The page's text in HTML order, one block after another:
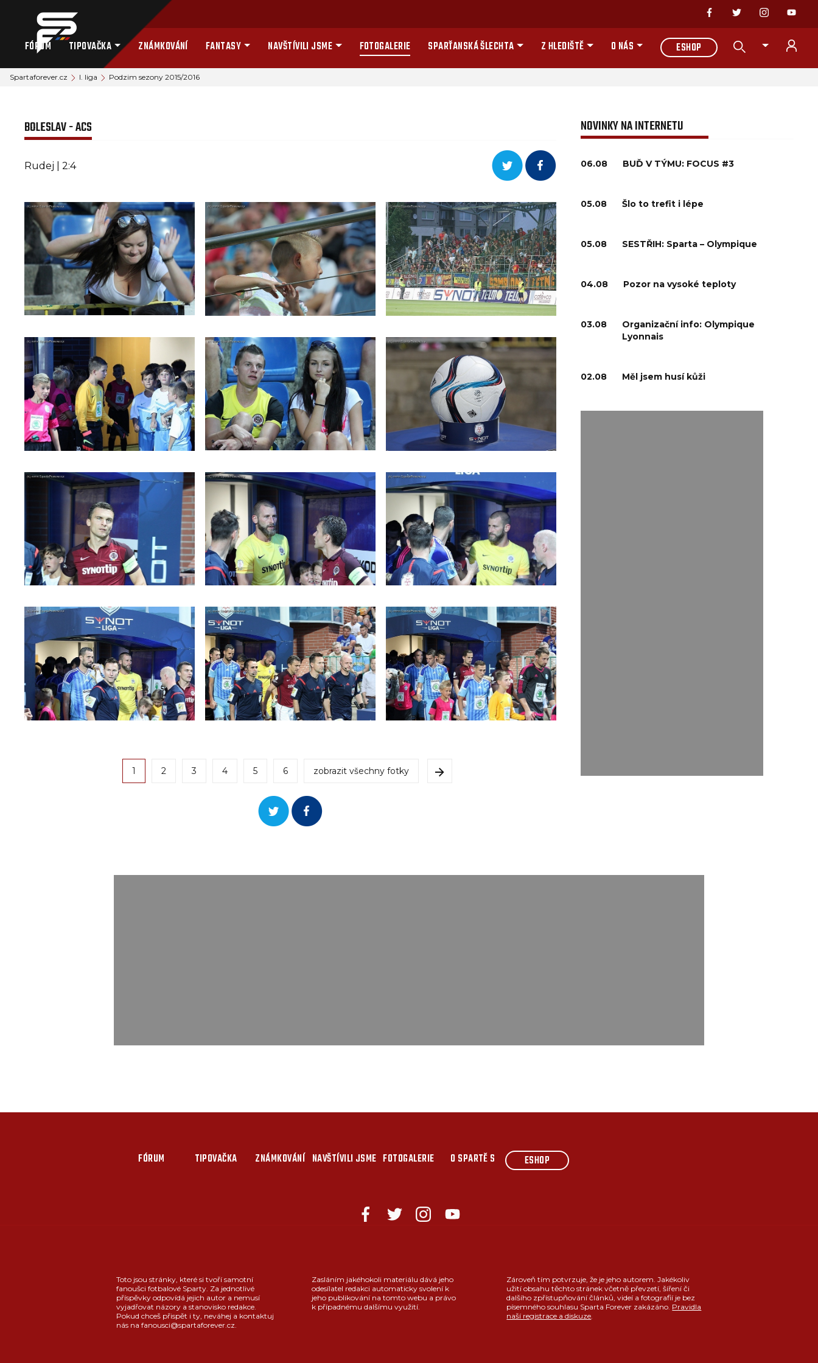
FÓRUM TIPOVAČKA ZNÁMKOVÁNÍ FANTASY NAVŠTÍVILI JSME FOTOGALERIE SPARŤANSKÁ ŠLECHTA Z HLEDIŠTĚ O NÁS ESHOP
Spartaforever.cz I. liga Podzim sezony 2015/2016
BOLESLAV - ACS
Rudej | 2:4
1 2 3 4 5 6 zobrazit všechny fotky
NOVINKY NA INTERNETU
06.08 BUĎ V TÝMU: FOCUS #3
05.08 Šlo to trefit i lépe
05.08 SESTŘIH: Sparta – Olympique
04.08 Pozor na vysoké teploty
03.08
Organizační info: Olympique
Lyonnais
02.08 Měl jsem husí kůži
FÓRUM TIPOVAČKA ZNÁMKOVÁNÍ NAVŠTÍVILI JSME FOTOGALERIE O SPARTĚ S ESHOP
Toto jsou stránky, které si tvoří samotní
fanoušci fotbalové Sparty. Za jednotlivé
příspěvky odpovídá jejich autor a nemusí
vyjadřovat názory a stanovisko redakce.
Pokud chceš přispět i ty, neváhej a kontaktuj
nás na fanousci@spartaforever.cz.
Zasláním jakéhokoli materiálu dává jeho
odesílatel redakci automaticky svolení k
jeho publikování na tomto webu a právo
k případnému dalšímu využití.
Zároveň tím potvrzuje, že je jeho autorem. Jakékoliv
užití obsahu těchto stránek včetně převzetí, šíření či
dalšího zpřístupňování článků, videí a fotografií je bez
písemného souhlasu Sparta Forever zakázáno. Pravidla
naší registrace a diskuze.